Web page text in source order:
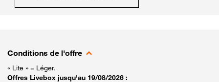
Conditions de l'offre
« Lite » = Léger.
Offres Livebox jusqu'au 19/08/2026 :